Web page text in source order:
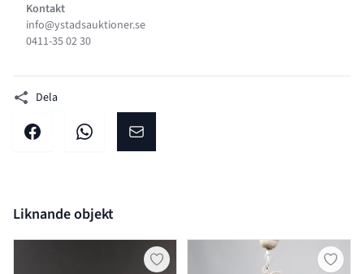
Kontakt
info@ystadsauktioner.se
0411-35 02 30
Dela
Dela på facebookDela på WhatsAppDela på E-post
Liknande objekt